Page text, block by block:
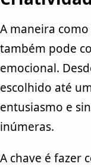
A maneira
também pode
emocional.
escolhido até
entusiasmo e
inúmeras.
A chave é fazer